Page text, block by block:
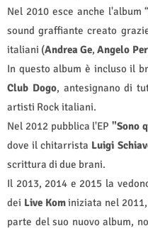
Nel 2010 esce anche l'album “
sound graffiante creato
italiani (Andrea Ge,Angelo
In questo album è incluso il
Club Dogo, antesignano di
artisti Rock italiani.
Nel 2012 pubblica l'EP"Sono
dove il chitarrista Luigi
scrittura di due brani.
Il 2013, 2014 e 2015 la
dei Live Kominiziata nel
parte del suo nuovo album,